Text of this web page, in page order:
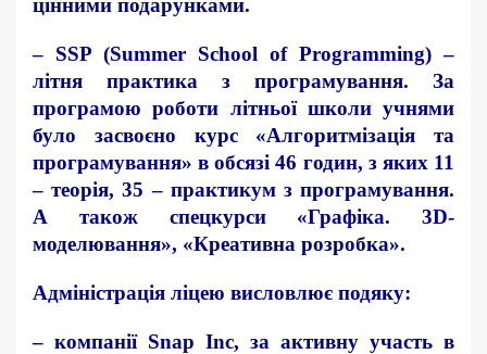
цінними подарунками.
– SSP (Summer School of Programming) –
літня практика з програмування. За
програмою роботи літньої школи учнями
було засвоєно курс «Алгоритмізація та
програмування» в обсязі 46 годин, з яких 11
– теорія, 35 – практикум з програмування.
А також спецкурси «Графіка. 3D-
моделювання», «Креативна розробка».
Адміністрація ліцею висловлює подяку:
– компанії Snap Inc, за активну участь в